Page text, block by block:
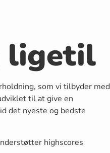
ligetil
som vi tilbyder med
til at give en
det nyeste og bedste
highscores